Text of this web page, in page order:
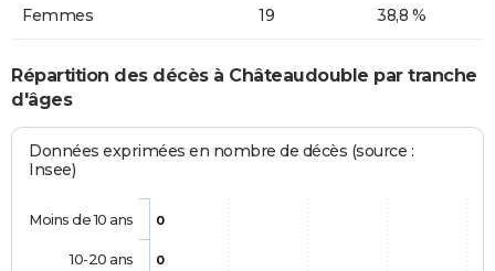
Femmes 19 38,8 %
Répartition des décès à Châteaudouble par tranche
d'âges
Données exprimées en nombre de décès (source :
Insee)
0
0
Moins de 10 ans
10-20 ans